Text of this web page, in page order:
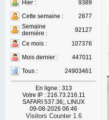
Hier :
9389
Cette semaine :
2877
Semaine
dernière :
92127
Ce mois :
107376
Mois dernier :
447011
Tous :
24903461
En ligne : 313
Votre IP : 216.73.216.11
SAFARI 537.36;, LINUX
09-08-2026 06:46
Visitors Counter 1.6